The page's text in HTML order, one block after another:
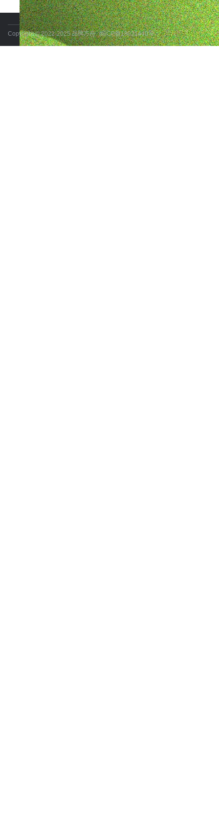
Copyright © 2022-2025 品牌方舟 闽ICP备18021440号